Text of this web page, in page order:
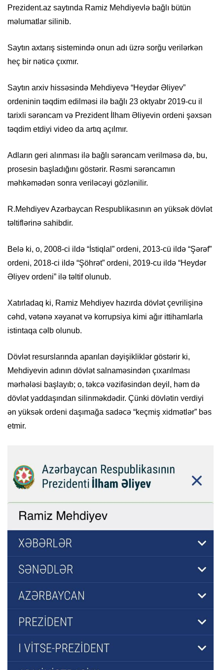
Prezident.az saytında Ramiz Mehdiyevlə bağlı bütün
məlumatlar silinib.
Saytın axtarış sistemində onun adı üzrə sorğu verilərkən
heç bir nəticə çıxmır.
Saytın arxiv hissəsində Mehdiyevə “Heydər Əliyev”
ordeninin təqdim edilməsi ilə bağlı 23 oktyabr 2019-cu il
tarixli sərəncam və Prezident İlham Əliyevin ordeni şəxsən
təqdim etdiyi video da artıq açılmır.
Adların geri alınması ilə bağlı sərəncam verilməsə də, bu,
prosesin başladığını göstərir. Rəsmi sərəncamın
məhkəmədən sonra veriləcəyi gözlənilir.
R.Mehdiyev Azərbaycan Respublikasının ən yüksək dövlət
təltiflərinə sahibdir.
Belə ki, o, 2008-ci ildə “İstiqlal” ordeni, 2013-cü ildə “Şərəf”
ordeni, 2018-ci ildə “Şöhrət” ordeni, 2019-cu ildə “Heydər
Əliyev ordeni” ilə təltif olunub.
Xatırladaq ki, Ramiz Mehdiyev hazırda dövlət çevrilişinə
cəhd, vətənə xəyanət və korrupsiya kimi ağır ittihamlarla
istintaqa cəlb olunub.
Dövlət resurslarında aparılan dəyişikliklər göstərir ki,
Mehdiyevin adının dövlət salnaməsindən çıxarılması
mərhələsi başlayıb; o, təkcə vəzifəsindən deyil, həm də
dövlət yaddaşından silinməkdədir. Çünki dövlətin verdiyi
ən yüksək ordeni daşımağa sadəcə “keçmiş xidmətlər” bəs
etmir.